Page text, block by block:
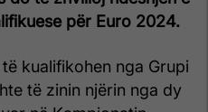
për Euro 2024.
kualifikohen nga Grupi
të zinin njërin nga dy